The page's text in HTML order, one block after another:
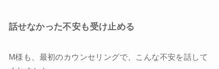
話せなかった不安も受け止める
M様も、最初のカウンセリングで、こんな不安を話して